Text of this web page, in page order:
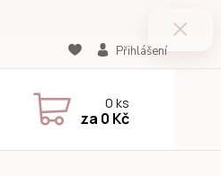
Přihlášení
0ks
za 0 Kč